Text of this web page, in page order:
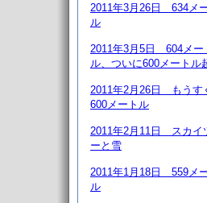
2011年3月26日 634メ
ル
2011年3月5日 604メー
ル、ついに600メートル
2011年2月26日 もうす
600メートル
2011年2月11日 スカイ
ーと雪
2011年1月18日 559メ
ル